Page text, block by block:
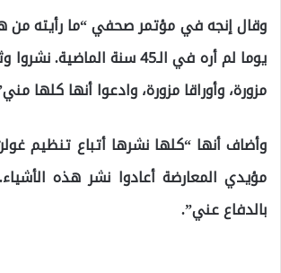
يوما لم أره في الـ45 سنة
مزورة، وأوراقا مزورة، وادعوا أنها كلها
وأضاف أنها “كلها نشرها أتباع تنظيم
مؤيدي المعارضة أعادوا نشر هذه
بالدفاع عني”.